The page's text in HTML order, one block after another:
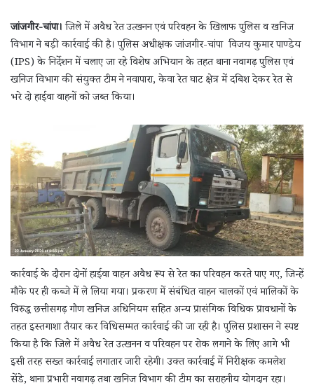
जांजगीर-चांपा।जिले में अवैध रेत उत्खनन एवं परिवहन के खिलाफ पुलिस व खनिज
विभाग ने बड़ी कार्रवाई की है। पुलिस अधीक्षक जांजगीर-चांपा विजय कुमार पाण्डेय
(IPS) के निर्देशन में चलाए जा रहे विशेष अभियान के तहत थाना नवागढ़ पुलिस एवं
खनिज विभाग की संयुक्त टीम ने नवापारा, केवा रेत घाट क्षेत्र में दबिश देकर रेत से
भरे दो हाईवा वाहनों को जब्त किया।
कार्रवाई के दौरान दोनों हाईवा वाहन अवैध रूप से रेत का परिवहन करते पाए गए, जिन्हें
मौके पर ही कब्जे में ले लिया गया। प्रकरण में संबंधित वाहन चालकों एवं मालिकों के
विरुद्ध छत्तीसगढ़ गौण खनिज अधिनियम सहित अन्य प्रासंगिक विधिक प्रावधानों के
तहत इस्तगाशा तैयार कर विधिसम्मत कार्रवाई की जा रही है। पुलिस प्रशासन ने स्पष्ट
किया है कि जिले में अवैध रेत उत्खनन व परिवहन पर रोक लगाने के लिए आगे भी
इसी तरह सख्त कार्रवाई लगातार जारी रहेगी। उक्त कार्रवाई में निरीक्षक कमलेश
सेंडे, थाना प्रभारी नवागढ़ तथा खनिज विभाग की टीम का सराहनीय योगदान रहा।